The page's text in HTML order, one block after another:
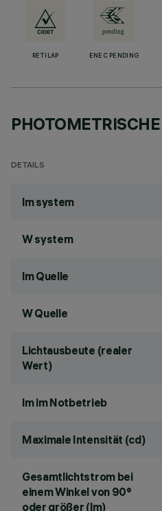
RETILAP ENEC PENDING
DETAILS
lm system
W system
lm Quelle
W Quelle
Lichtausbeute (realer
Wert)
lm im Notbetrieb
Maximale Intensität (cd)
Gesamtlichtstrom bei
einem Winkel von 90°
oder größer (lm)